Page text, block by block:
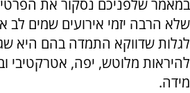
במאמר שלפניכם נסקור את
שלא הרבה יזמי אירועים שמים
לגלות שדווקא התמדה בהם היא
להיראות מלוטש, יפה, אטרקטיבי
מידה.